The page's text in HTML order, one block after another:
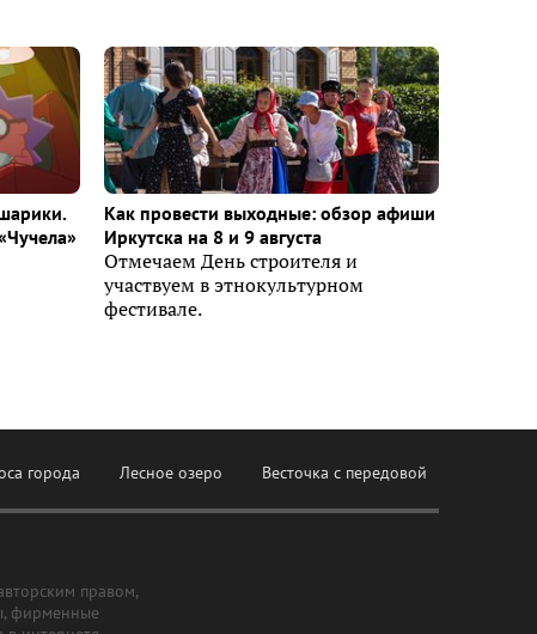
Как провести выходные: обзор афиши
Иркутска на 8 и 9 августа
Отмечаем День строителя и
участвуем в этнокультурном
фестивале.
города Лесное озеро Весточка с передовой
правом,
фирменные